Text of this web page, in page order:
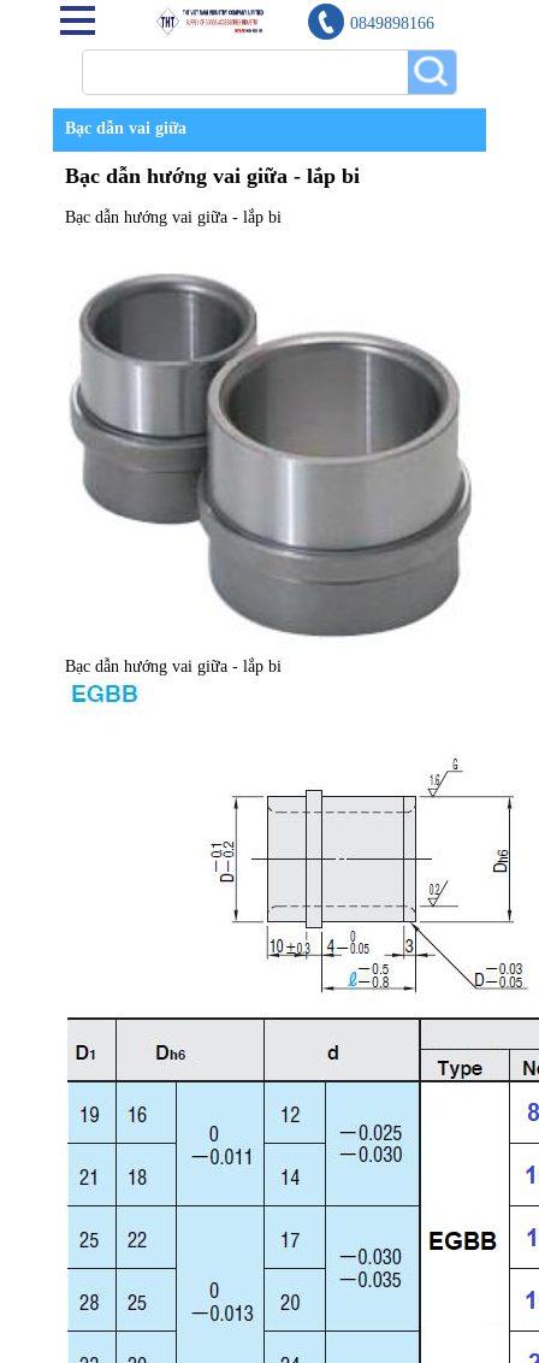
0849898166
Bạc dẫn vai giữa
Bạc dẫn hướng vai giữa - lắp bi
Bạc dẫn hướng vai giữa - lắp bi
Bạc dẫn hướng vai giữa - lắp bi